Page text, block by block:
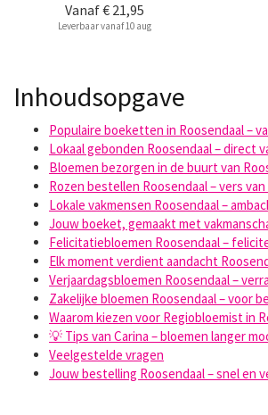
Vanaf€ 21,95
Leverbaar vanaf 10 aug
Inhoudsopgave
Populaire boeketten in Roosendaal –
Lokaal gebonden Roosendaal – direct
Bloemen bezorgen in de buurt van
Rozen bestellen Roosendaal – vers
Lokale vakmensen Roosendaal –
Jouw boeket, gemaakt met
Felicitatiebloemen Roosendaal –
Elk moment verdient aandacht
Verjaardagsbloemen Roosendaal –
Zakelijke bloemen Roosendaal – voor
Waarom kiezen voor Regiobloemist in
💡 Tips van Carina – bloemen langer
Veelgestelde vragen
Jouw bestelling Roosendaal – snel en